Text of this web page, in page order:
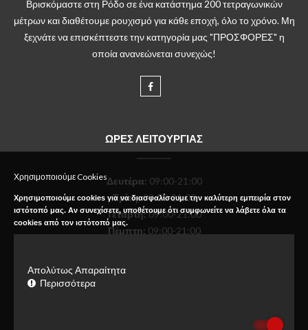
Βρισκόμαστε στη Ρόδο σε ένα κατάστημα 200 τετραγωνικών
μέτρων και διαθέτουμε ρουχισμό για κάθε εποχή, όλο το χρόνο. Μη
ξεχνάτε να επισκέπτεστε την κατηγορία μας "ΠΡΟΣΦΟΡΕΣ" η
οποία ανανεώνεται συνεχώς!
ΩΡΕΣ ΛΕΙΤΟΥΡΓΙΑΣ
Δευτέρα: 09:00-21:00
Τρίτη:09:00-21:00
Τετάρτη:09:00-21:00
Πέμπτη: 09:00-21:00
Χρησιμοποιούμε Cookies
Χρησιμοποιούμε cookies για να διασφαλίσουμε την καλύτερη εμπειρία στον
ιστότοπό μας. Αν συνεχίσετε, υποθέτουμε ότι συμφωνείτε να λάβετε όλα τα
cookies από τον ιστότοπό μας.
Απολύτως Απαραίτητα
Περισσότερα